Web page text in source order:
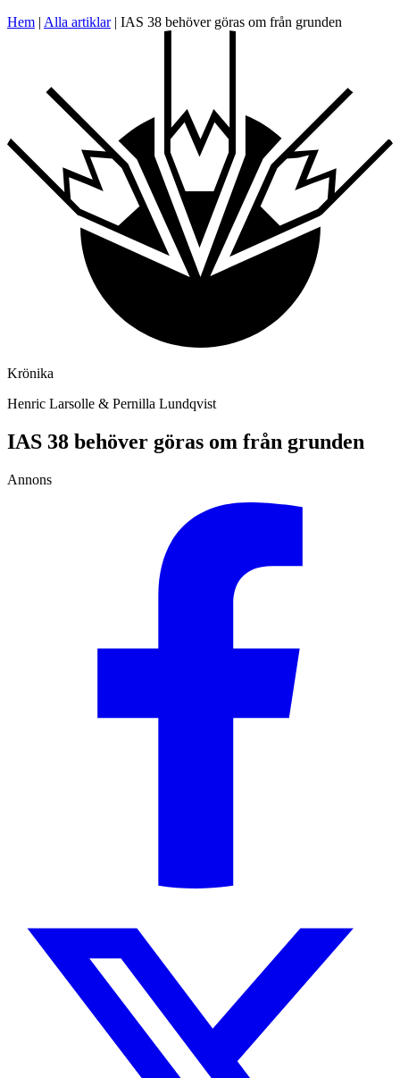
Hem | Alla artiklar| IAS 38 behöver göras om från grunden
Krönika
Henric Larsolle & Pernilla Lundqvist
IAS 38 behöver göras om från grunden
Annons